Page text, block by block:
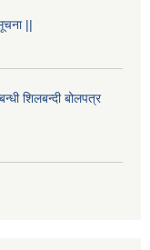
||
शिलबन्दी बोलपत्र